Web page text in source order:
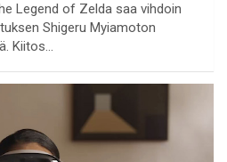
Legend of Zelda saa vihdoin
Shigeru Myiamoton
Kiitos…